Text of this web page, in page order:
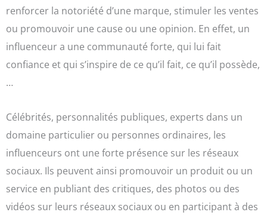
renforcer la notoriété d’une marque, stimuler les ventes
ou promouvoir une cause ou une opinion. En effet, un
influenceur a une communauté forte, qui lui fait
confiance et qui s’inspire de ce qu’il fait, ce qu’il possède,
…
Célébrités, personnalités publiques, experts dans un
domaine particulier ou personnes ordinaires, les
influenceurs ont une forte présence sur les réseaux
sociaux. Ils peuvent ainsi promouvoir un produit ou un
service en publiant des critiques, des photos ou des
vidéos sur leurs réseaux sociaux ou en participant à des